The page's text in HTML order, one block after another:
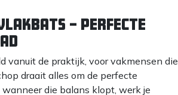
Vlakbats – Perfecte
vanuit de praktijk, voor vakmensen die
draait alles om de perfecte
die balans klopt, werk je